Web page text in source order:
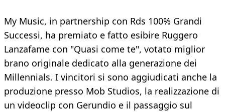
My Music, in partnership con Rds 100% Grandi
Successi, ha premiato e fatto esibire Ruggero
Lanzafame con "Quasi come te", votato miglior
brano originale dedicato alla generazione dei
Millennials. I vincitori si sono aggiudicati anche la
produzione presso Mob Studios, la realizzazione di
un videoclip con Gerundio e il passaggio sul